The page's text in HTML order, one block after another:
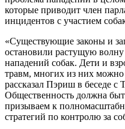
которые приводит член
инцидентов с участием
«Существующие законы и
остановили растущую волну
нападений собак. Дети и
травм, многих из них
рассказал Пэриш в беседе с
Общественность должна
призываем к
стратегий по контролю за